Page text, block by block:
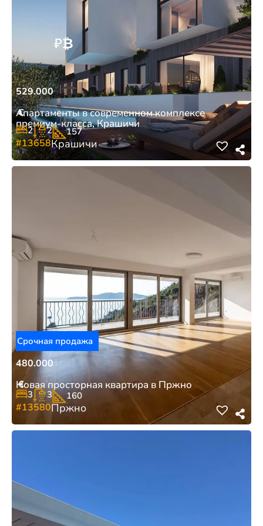
529.000
€
₽₿
Апартаменты в современном комплексе
премиум-класса, Крашичи
2 2 157
#13658Крашичи
480.000
€
Новая просторная квартира в Пржно
3 3 160
#13580Пржно
Срочная продажа